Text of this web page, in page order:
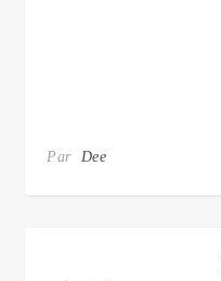
Par Dee